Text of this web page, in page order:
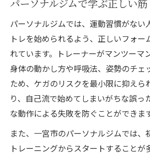
パーソナルジムで学ぶ正しい
パーソナルジムでは、運動習慣がない
トレを始められるよう、正しいフォー
れています。トレーナーがマンツーマ
身体の動かし方や呼吸法、姿勢のチェ
ため、ケガのリスクを最小限に抑えら
り、自己流で始めてしまいがちな誤っ
な動作による失敗を防ぐことができます
また、一宮市のパーソナルジムでは、
トレーニングからスタートすることが